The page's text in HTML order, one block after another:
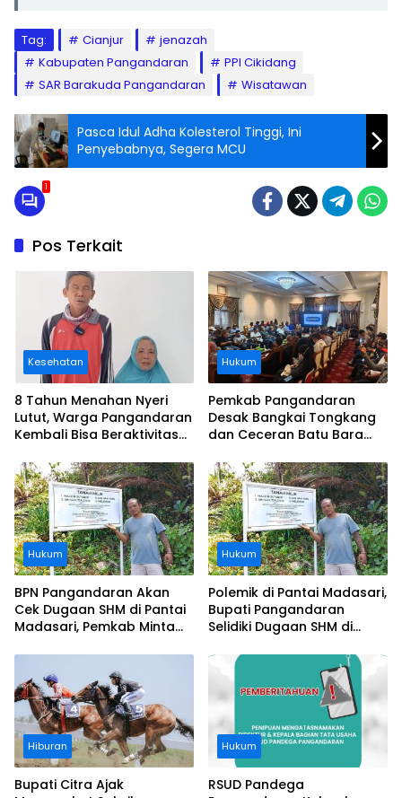
Tag: Cianjur
jenazah
Kabupaten Pangandaran
PPI Cikidang
SAR Barakuda Pangandaran
Wisatawan
Pasca Idul Adha Kolesterol Tinggi, Ini
Penyebabnya, Segera MCU
1
Pos Terkait
Kesehatan
8 Tahun Menahan Nyeri
Lutut, Warga Pangandaran
Kembali Bisa Beraktivitas
Ditanggung BPJS
Hukum
Pemkab Pangandaran
Desak Bangkai Tongkang
dan Ceceran Batu Bara
Buruknya Koordinasi
Perusahaan
Hukum
BPN Pangandaran Akan
Cek Dugaan SHM di Pantai
Madasari, Pemkab Minta
Hukum
Polemik di Pantai Madasari,
Bupati Pangandaran
Selidiki Dugaan SHM di
Pantai
Hiburan
Bupati Citra Ajak
Hukum
RSUD Pandega